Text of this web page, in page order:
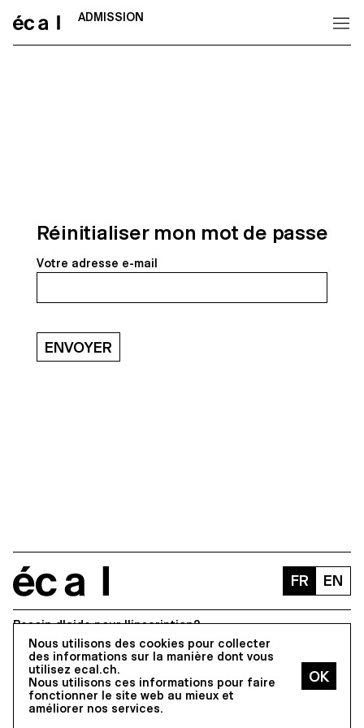
ADMISSION
Réinitialiser mon mot de passe
Votre adresse e-mail
Nous utilisons des cookies pour collecter
des informations sur la manière dont vous
utilisez ecal.ch.
Nous utilisons ces informations pour faire
fonctionner le site web au mieux et
améliorer nos services.
FR EN
Besoin d'aide pour l'inscription?
+41 (0)21 316 99 33
inscription@ecal.ch
Tous droits réservés © 2026